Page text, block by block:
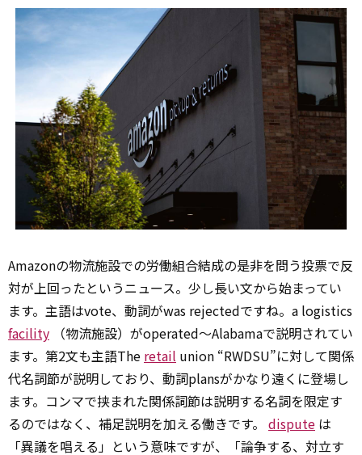
Amazonの物流施設での労働組合結成の是非を問う投票で反
対が上回ったというニュース。少し長い文から始まってい
ます。主語はvote、動詞がwas rejectedですね。a logistics
facility （物流施設）がoperated～Alabamaで説明されてい
ます。第2文も主語The retail union “RWDSU”に対して関係
代名詞節が説明しており、動詞plansがかなり遠くに登場し
ます。コンマで挟まれた関係詞節は説明する名詞を限定す
るのではなく、補足説明を加える働きです。 dispute は
「異議を唱える」という意味ですが、「論争する、対立す